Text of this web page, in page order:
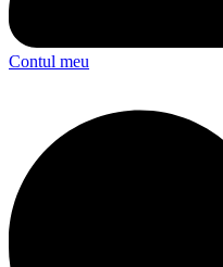
Contul meu